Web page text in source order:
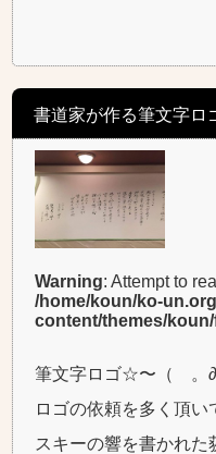
書道家が作る筆文字ロ
Warning: Attempt to
/home/koun/ko-
content/themes/
筆文字ロゴ☆〜（ゝ。
ロゴの依頼を多く頂い
スキーの響を書かれた